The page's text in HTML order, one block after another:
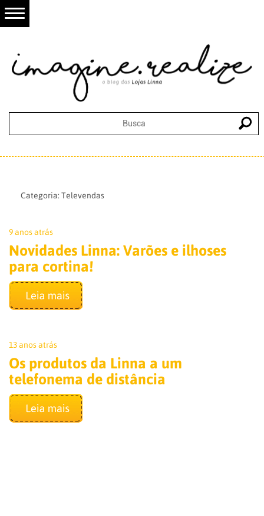
Categoria: Televendas
9 anos atrás
Novidades Linna: Varões e ilhoses
para cortina!
13 anos atrás
Os produtos da Linna a um
telefonema de distância